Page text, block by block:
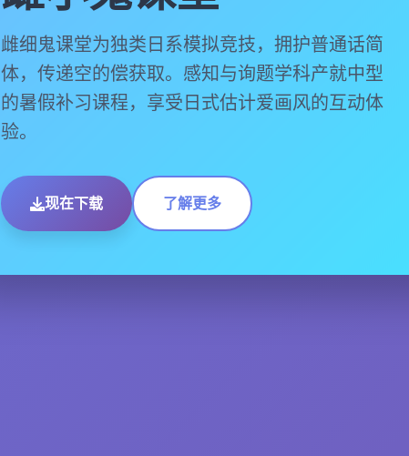
雌细鬼课堂为独类日系模拟竞技，拥护普通话简
体，传递空的偿获取。感知与询题学科产就中型
的暑假补习课程，享受日式估计爱画风的互动体
验。
现在下载 了解更多